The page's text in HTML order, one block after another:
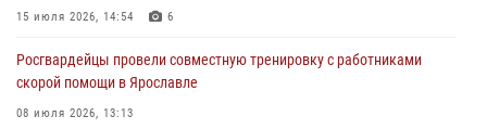
03 августа 2026, 07:09
Росгвардейцы оказали помощь беременной женщине во время
празднования Дня ВДВ в Ярославле
03 августа 2026, 06:20
15 июля 2026, 14:54 6
Росгвардейцы провели совместную тренировку с работниками
скорой помощи в Ярославле
08 июля 2026, 13:13